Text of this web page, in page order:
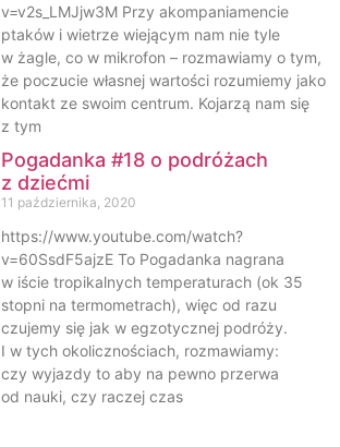
v=v2s_LMJjw3M Przy akompaniamencie
ptaków i wietrze wiejącym nam nie tyle
w żagle, co w mikrofon – rozmawiamy o tym,
że poczucie własnej wartości rozumiemy jako
kontakt ze swoim centrum. Kojarzą nam się
z tym
Pogadanka #18 o podróżach
z dziećmi
11 października, 2020
https://www.youtube.com/watch?
v=60SsdF5ajzE To Pogadanka nagrana
w iście tropikalnych temperaturach (ok 35
stopni na termometrach), więc od razu
czujemy się jak w egzotycznej podróży.
I w tych okolicznościach, rozmawiamy:
czy wyjazdy to aby na pewno przerwa
od nauki, czy raczej czas